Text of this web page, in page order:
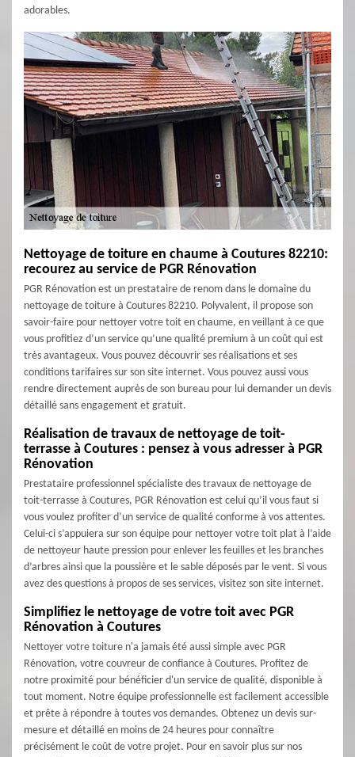
adorables.
Nettoyage de toiture en chaume à Coutures 82210:
recourez au service de PGR Rénovation
PGR Rénovation est un prestataire de renom dans le domaine du
nettoyage de toiture à Coutures 82210. Polyvalent, il propose son
savoir-faire pour nettoyer votre toit en chaume, en veillant à ce que
vous profitiez d’un service qu’une qualité premium à un coût qui est
très avantageux. Vous pouvez découvrir ses réalisations et ses
conditions tarifaires sur son site internet. Vous pouvez aussi vous
rendre directement auprès de son bureau pour lui demander un devis
détaillé sans engagement et gratuit.
Réalisation de travaux de nettoyage de toit-
terrasse à Coutures : pensez à vous adresser à PGR
Rénovation
Prestataire professionnel spécialiste des travaux de nettoyage de
toit-terrasse à Coutures, PGR Rénovation est celui qu’il vous faut si
vous voulez profiter d’un service de qualité conforme à vos attentes.
Celui-ci s’appuiera sur son équipe pour nettoyer votre toit plat à l’aide
de nettoyeur haute pression pour enlever les feuilles et les branches
d’arbres ainsi que la poussière et le sable déposés par le vent. Si vous
avez des questions à propos de ses services, visitez son site internet.
Simplifiez le nettoyage de votre toit avec PGR
Rénovation à Coutures
Nettoyer votre toiture n'a jamais été aussi simple avec PGR
Rénovation, votre couvreur de confiance à Coutures. Profitez de
notre proximité pour bénéficier d'un service de qualité, disponible à
tout moment. Notre équipe professionnelle est facilement accessible
et prête à répondre à toutes vos demandes. Obtenez un devis sur-
mesure et détaillé en moins de 24 heures pour connaître
précisément le coût de votre projet. Pour en savoir plus sur nos